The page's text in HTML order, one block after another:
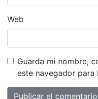
Web
Guarda mi nombre,
este navegador